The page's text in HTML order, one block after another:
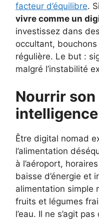
facteur d’équilibre.
vivre comme un
investissez dans
occultant, bouchons
régulière. Le but :
malgré l’instabilité
Nourrir
intelligence
Être digital nomad
l’alimentation
à l’aéroport,
baisse d’énergie et
alimentation simple
fruits et légumes
l’eau. Il ne s’agit